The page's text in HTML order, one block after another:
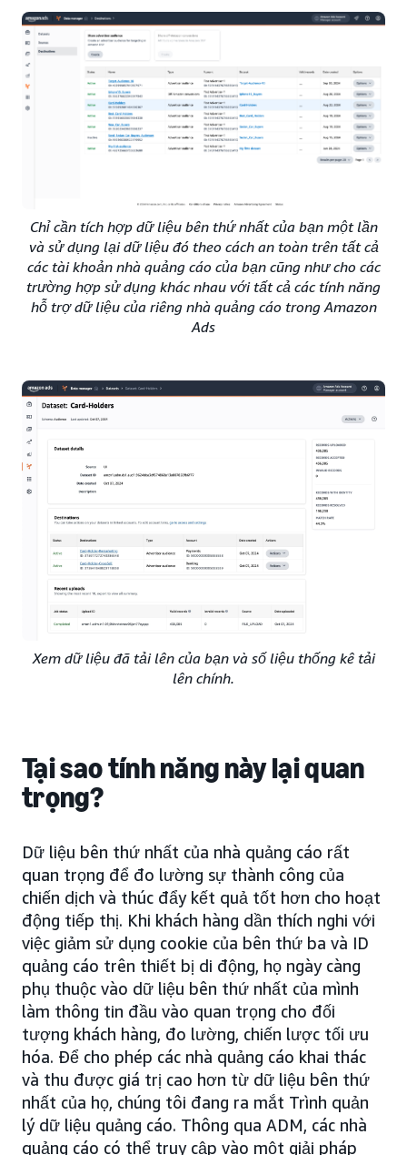
Chỉ cần tích hợp dữ liệu bên thứ nhất của bạn một lần
và sử dụng lại dữ liệu đó theo cách an toàn trên tất cả
các tài khoản nhà quảng cáo của bạn cũng như cho các
trường hợp sử dụng khác nhau với tất cả các tính năng
hỗ trợ dữ liệu của riêng nhà quảng cáo trong Amazon
Ads
Xem dữ liệu đã tải lên của bạn và số liệu thống kê tải
lên chính.
Tại sao tính năng này lại quan
trọng?
Dữ liệu bên thứ nhất của nhà quảng cáo rất
quan trọng để đo lường sự thành công của
chiến dịch và thúc đẩy kết quả tốt hơn cho hoạt
động tiếp thị. Khi khách hàng dần thích nghi với
việc giảm sử dụng cookie của bên thứ ba và ID
quảng cáo trên thiết bị di động, họ ngày càng
phụ thuộc vào dữ liệu bên thứ nhất của mình
làm thông tin đầu vào quan trọng cho đối
tượng khách hàng, đo lường, chiến lược tối ưu
hóa. Để cho phép các nhà quảng cáo khai thác
và thu được giá trị cao hơn từ dữ liệu bên thứ
nhất của họ, chúng tôi đang ra mắt Trình quản
lý dữ liệu quảng cáo. Thông qua ADM, các nhà
quảng cáo có thể truy cập vào một giải pháp